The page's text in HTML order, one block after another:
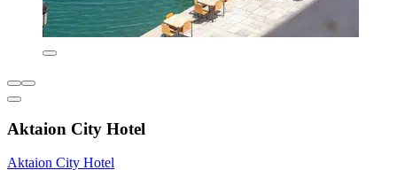
Aktaion City Hotel
Aktaion City Hotel